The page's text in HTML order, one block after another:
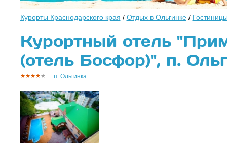
Курорты Краснодарского края / Отдых в Ольгинке/
Курортный отель
(отель Босфор)", п.
п. Ольгинка